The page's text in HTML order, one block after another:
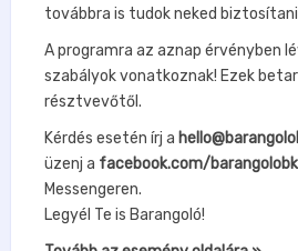
továbbra is tudok neked
A programra az aznap érvényben
szabályok vonatkoznak! Ezek
résztvevőtől.
Kérdés esetén írj a
üzenj a facebook.com/barangolobk
Messengeren.
Legyél Te is Barangoló!